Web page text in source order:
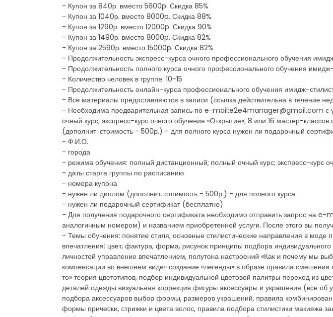
- Купон за 840р. вместо 5600p. Скидка 85%
- Купон за 1040р. вместо 8000p. Скидка 88%
- Купон за 1290р. вместо 12000p. Скидка 90%
- Купон за 1490р. вместо 8000p. Скидка 82%
- Купон за 2590р. вместо 15000p. Скидка 82%
- Продолжительность экспресс-курса очного профессионального обучения
- Продолжительность полного курса очного профессионального обучения
- Количество человек в группе: 10-15
- Продолжительность онлайн-курса профессионального обучения имидж-
- Все материалы предоставляются в записи (ссылка действительна в течение
- Необходима предварительная запись по e-mail:e2e4manager@gmail.com с
очный курс; экспресс-курс очного обучения «Открытие»; 8 или 16 мастер-
(дополнит. стоимость - 500р.) - для полного курса нужен ли подарочный
- Ф.И.О.
- города
- режима обучения: полный дистанционный; полный очный курс; экспресс-курс
- даты старта группы по расписанию
- номера купона
- нужен ли диплом (дополнит. стоимость - 500р.) - для полного курса
- нужен ли подарочный сертификат (бесплатно)
- Для получения подарочного сертификата необходимо отправить запрос на
аналогичным номером) и названием приобретенной услуги. После этого вы
- Темы обучения: понятие стиля, основные стилистические направления в
впечатления: цвет, фактура, форма, рисунок принципы подбора
личностей управление впечатлением, полутона настроений «Как и почему мы
компенсации во внешнем виде» создание «легенды» в образе правила
то» теория цветотипов, подбор индивидуальной цветовой палитры переход из
деталей одежды визуальная коррекция фигуры аксессуары и украшения (все об
подбора аксессуаров выбор формы, размеров украшений, правила
формы прически, стрижки и цвета волос, правила подбора стилистики